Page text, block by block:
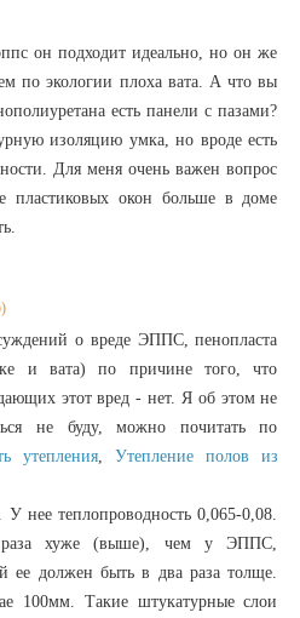
он подходит идеально, но он же
по экологии плоха вата. А что вы
есть панели с пазами?
изоляцию умка, но вроде есть
Для меня очень важен вопрос
пластиковых окон больше в доме
о вреде ЭППС, пенопласта
и вата) по причине того, что
этот вред - нет. Я об этом не
не буду, можно почитать по
утепления, Утепление полов из
нее теплопроводность 0,065-0,08.
хуже (выше), чем у ЭППС,
ее должен быть в два раза толще.
100мм. Такие штукатурные слои